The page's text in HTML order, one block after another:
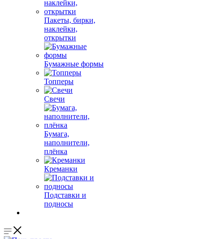
Пакеты, бирки,
наклейки,
открытки
Бумажные формы
Топперы
Свечи
Бумага,
наполнители,
плёнка
Креманки
Подставки и
подносы